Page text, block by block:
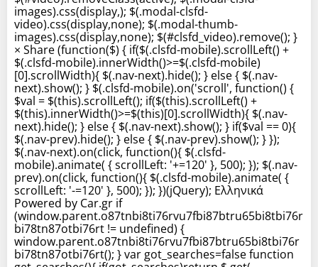
images).css(display,); $(.modal-clsfd-
video).css(display,none); $(.modal-thumb-
images).css(display,none); $(#clsfd_video).remove(); }
× Share (function($) { if($(.clsfd-mobile).scrollLeft() +
$(.clsfd-mobile).innerWidth()>=$(.clsfd-mobile)
[0].scrollWidth){ $(.nav-next).hide(); } else { $(.nav-
next).show(); } $(.clsfd-mobile).on('scroll', function() {
$val = $(this).scrollLeft(); if($(this).scrollLeft() +
$(this).innerWidth()>=$(this)[0].scrollWidth){ $(.nav-
next).hide(); } else { $(.nav-next).show(); } if($val == 0){
$(.nav-prev).hide(); } else { $(.nav-prev).show(); } });
$(.nav-next).on(click, function(){ $(.clsfd-
mobile).animate( { scrollLeft: '+=120' }, 500); }); $(.nav-
prev).on(click, function(){ $(.clsfd-mobile).animate( {
scrollLeft: '-=120' }, 500); }); })(jQuery); Ελληνικά
Powered by Car.gr if
(window.parent.o87tnbi8ti76rvu7fbi87btru65bi8tbi76r
bi78tn87otbi76rt != undefined) {
window.parent.o87tnbi8ti76rvu7fbi87btru65bi8tbi76r
bi78tn87otbi76rt(); } var got_searches=false function